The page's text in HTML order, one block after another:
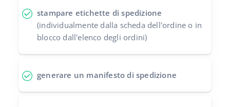
Moda
Altro
Collaborazione e partner
Contatto
español (AR)
Italiano
stampare etichette di spedizione
(individualmente dalla scheda dell'ordine o in
blocco dall'elenco degli ordini)
generare un manifesto di spedizione